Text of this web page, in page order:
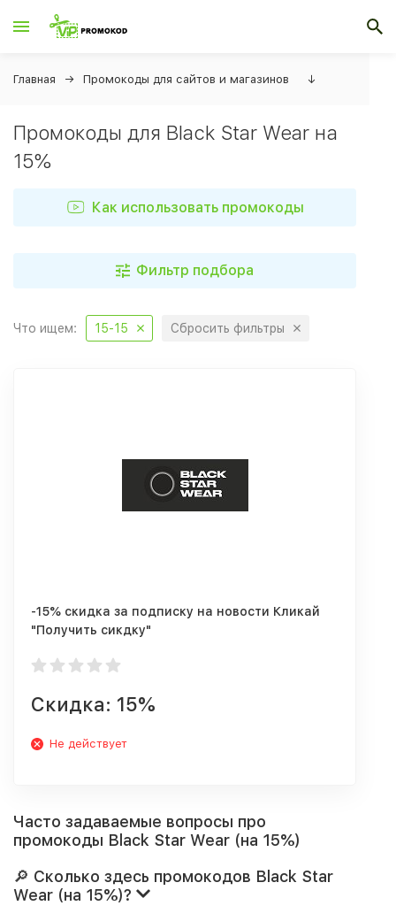
Главная Промокоды для сайтов и магазинов ↓
Промокоды для Black Star Wear на
15%
Как использовать промокоды
Фильтр подбора
Что ищем: 15-15 Сбросить фильтры
-15% скидка за подписку на новости Кликай
"Получить сикдку"
Скидка: 15%
Не действует
Часто задаваемые вопросы про
промокоды Black Star Wear (на 15%)
🔎 Сколько здесь промокодов Black Star
Wear (на 15%)?